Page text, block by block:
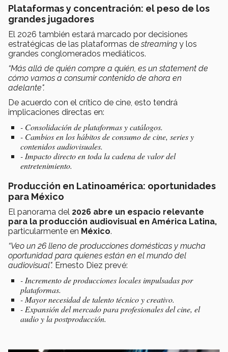
Plataformas y concentración: el peso de los
grandes jugadores
El 2026 también estará marcado por decisiones
estratégicas de las plataformas destreaming y los
grandes conglomerados mediáticos.
“Más allá de quién compre a quién, es un statement de
cómo vamos a consumir contenido de ahora en
adelante".
De acuerdo con el crítico de cine, esto tendrá
implicaciones directas en:
- Consolidación de plataformas y catálogos.
- Cambios en los hábitos de consumo de cine, series y
contenidos audiovisuales.
- Impacto directo en toda la cadena de valor del
entretenimiento.
Producción en Latinoamérica: oportunidades
para México
El panorama del 2026 abre un espacio relevante
para la producción audiovisual en América Latina,
particularmente en México.
“Veo un 26 lleno de producciones domésticas y mucha
oportunidad para quienes están en el mundo del
audiovisual". Ernesto Diez prevé:
- Incremento de producciones locales impulsadas por
plataformas.
- Mayor necesidad de talento técnico y creativo.
- Expansión del mercado para profesionales del cine, el
audio y la postproducción.